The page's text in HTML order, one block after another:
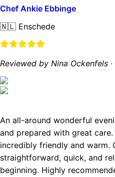
Chef Ankie Ebbinge
🇳🇱 Enschede
Reviewed by Nina Ockenfels ·
An all-around wonderful
and prepared with great
incredibly friendly and warm.
straightforward, quick, and
beginning. Highly